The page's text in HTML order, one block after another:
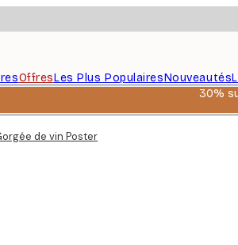
OffresLes Plus PopulairesNouveautés
30%
de vin Poster